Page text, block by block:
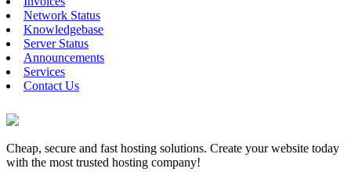
Network Status
Knowledgebase
Server Status
Announcements
Services
Contact Us
Cheap, secure and fast hosting solutions. Create your website today
with the most trusted hosting company!